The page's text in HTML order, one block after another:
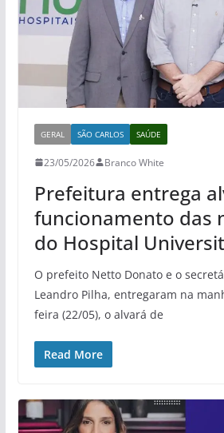
GERAL SÃO CARLOS SAÚDE
23/05/2026 Branco White
Prefeitura entrega
funcionamento das
do Hospital
O prefeito Netto Donato e o
Leandro Pilha, entregaram na
feira (22/05), o alvará de
Read More